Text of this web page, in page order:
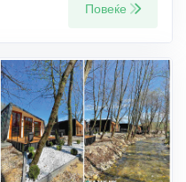
Повеќе